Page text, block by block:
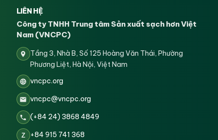
LIÊN HỆ
Công ty TNHH Trung tâm Sản xuất sạch hơn Việt
Nam (VNCPC)
Tầng 3, Nhà B, Số 125 Hoàng Văn Thái, Phường
Phương Liệt, Hà Nội, Việt Nam
vncpc.org
vncpc@vncpc.org
(+84 24) 3868 4849
Z +84 915 741 368